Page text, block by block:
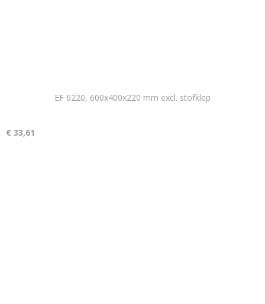
EF 6220, 600x400x220 mm excl. stofklep
€ 33,61